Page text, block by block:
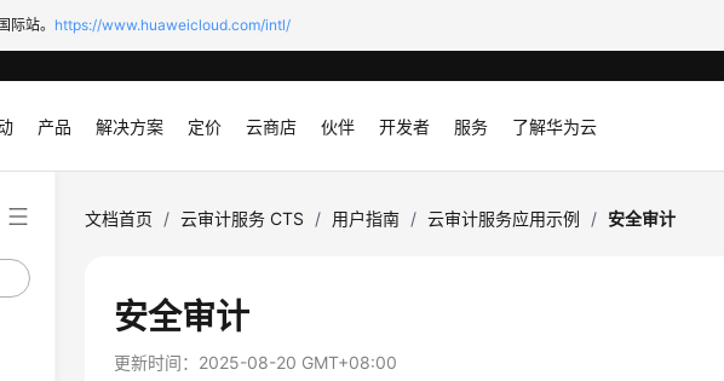
站。 https://www.huaweicloud.com/intl/
产品 解决方案 定价 云商店 伙伴 开发者 服务 了解华为云
文档首页 / 云审计服务 CTS / 用户指南 / 云审计服务应用示例 / 安全审计
安全审计
更新时间： 2025-08-20 GMT+08:00